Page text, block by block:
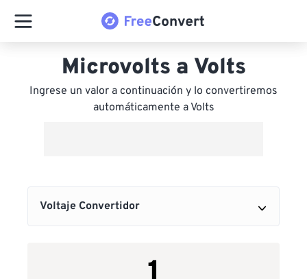
Microvolts a Volts
Ingrese un valor a continuación y lo convertiremos
automáticamente a Volts